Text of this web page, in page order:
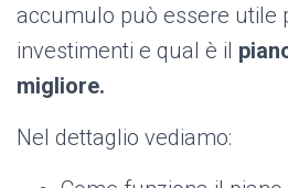
accumulo può essere utile
investimenti e qual è il
migliore.
Nel dettaglio vediamo: